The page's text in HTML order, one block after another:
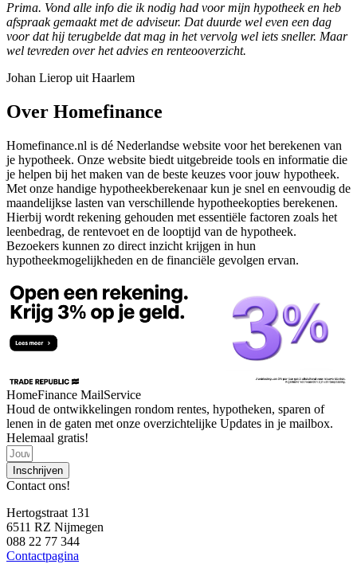
Prima. Vond alle info die ik nodig had voor mijn hypotheek en heb
afspraak gemaakt met de adviseur. Dat duurde wel even een dag
voor dat hij terugbelde dat mag in het vervolg wel iets sneller. Maar
wel tevreden over het advies en renteooverzicht.
Johan Lierop uit Haarlem
Over Homefinance
Homefinance.nl is dé Nederlandse website voor het berekenen van
je hypotheek. Onze website biedt uitgebreide tools en informatie die
je helpen bij het maken van de beste keuzes voor jouw hypotheek.
Met onze handige hypotheekberekenaar kun je snel en eenvoudig de
maandelijkse lasten van verschillende hypotheekopties berekenen.
Hierbij wordt rekening gehouden met essentiële factoren zoals het
leenbedrag, de rentevoet en de looptijd van de hypotheek.
Bezoekers kunnen zo direct inzicht krijgen in hun
hypotheekmogelijkheden en de financiële gevolgen ervan.
HomeFinance MailService
Houd de ontwikkelingen rondom rentes, hypotheken, sparen of
lenen in de gaten met onze overzichtelijke Updates in je mailbox.
Helemaal gratis!
Inschrijven
Contact ons!
Hertogstraat 131
6511 RZ Nijmegen
088 22 77 344
Contactpagina